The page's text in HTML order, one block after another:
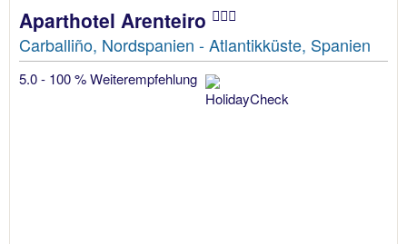
Aparthotel Arenteiro
Carballiño, Nordspanien - Atlantikküste, Spanien
5.0 - 100 % Weiterempfehlung